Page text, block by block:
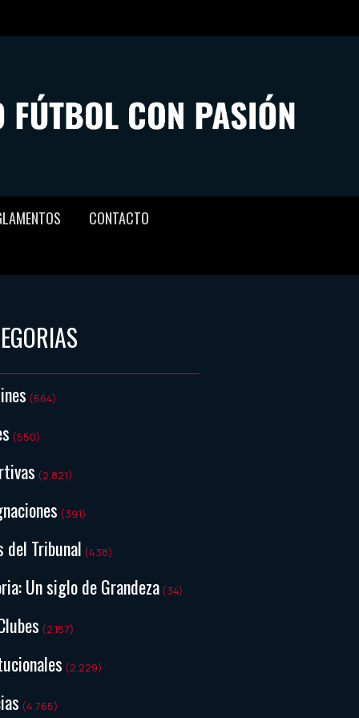
CONTACTO
(564)
(550)
(2.821)
(391)
del Tribunal (438)
Un siglo de Grandeza (34)
(2.157)
(2.229)
(4.765)